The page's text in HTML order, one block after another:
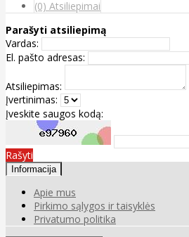
(0) Atsiliepimai
Parašyti atsiliepimą
Vardas:
El. pašto adresas:
Atsiliepimas:
Įvertinimas:
Įveskite saugos kodą:
Rašyti
Informacija
Apie mus
Pirkimo sąlygos ir taisyklės
Privatumo politika